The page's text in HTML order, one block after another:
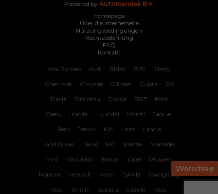
Vorschlag
Powered by Automanijak B.V.
Homepage
Über die Internetseite
Nutzungsbedingungen
Rechtsbelehrung
FAQ
Kontakt
Alfa Romeo Audi BMW BYD Chery
Chevrolet Chrysler Citroen Cupra DS
Dacia Daihatsu Dodge FIAT Ford
Geely Honda Hyundai Infiniti Jaguar
Jeep Jetour KIA Lada Lancia
Land Rover Lexus MG Mazda Mercedes
Mini Mitsubishi Nissan Opel Peugeot
Porsche Renault Rover SAAB SSangYong
Seat Smart Subaru Suzuki Tesla